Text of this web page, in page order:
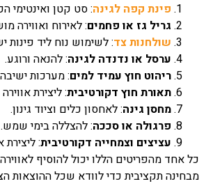
פינת קפה לגינה: סט קטן ואינטימי
גריל גז או פחמים: לאירוח ואווירה
שולחנות צד: לשימוש נוח ליד פינות
ערסל או נדנדה לגינה: להנאה ורוגע.
ריהוט חוץ עמיד למים: מערכות
תאורת חוץ דקורטיבית: ליצירת
מחסן גינה: לאחסון כלים וציוד גינון.
פרגולה או סככה: להצללה בימי שמש.
עציצים וצמחייה דקורטיבית: ליצירת
כל אחד מהפריטים הללו יכול להוסיף
מבחינה תקציבית כדי לוודא שכל ההוצאות